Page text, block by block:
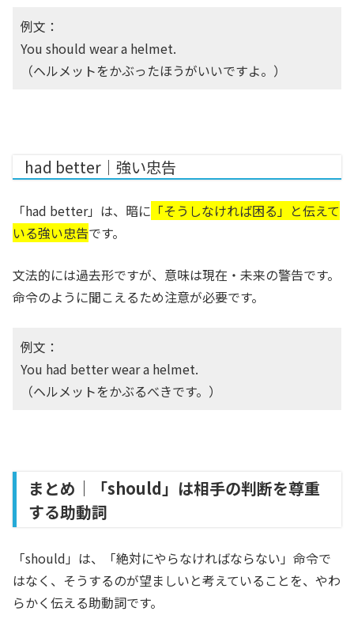
例文：
You should wear a helmet.
（ヘルメットをかぶったほうがいいですよ。）
had better｜強い忠告
「had better」は、暗に 「そうしなければ困る」と伝えて
いる強い忠告です。
文法的には過去形ですが、意味は現在・未来の警告です。
命令のように聞こえるため注意が必要です。
例文：
You had better wear a helmet.
（ヘルメットをかぶるべきです。）
まとめ｜「should」は相手の判断を尊重
する助動詞
「should」は、「絶対にやらなければならない」命令で
はなく、そうするのが望ましいと考えていることを、やわ
らかく伝える助動詞です。